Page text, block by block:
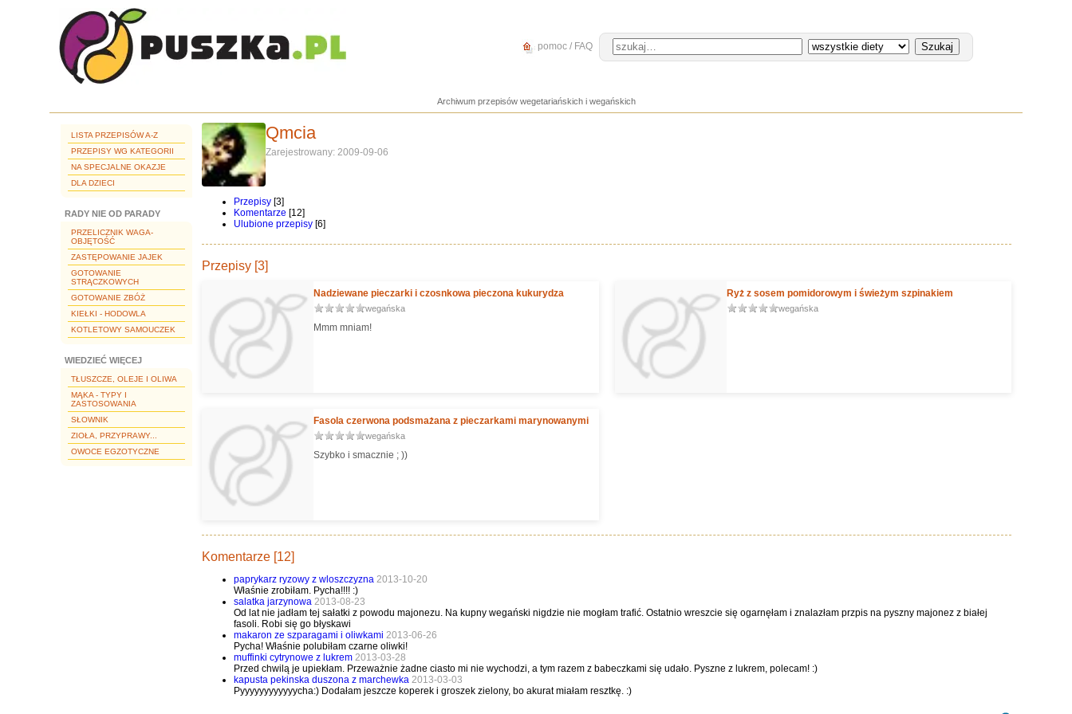
pomoc / FAQ
Archiwum przepisów wegetariańskich i wegańskich
LISTA PRZEPISÓW A-Z
PRZEPISY WG KATEGORII
NA SPECJALNE OKAZJE
DLA DZIECI
RADY NIE OD PARADY
PRZELICZNIK WAGA-
OBJĘTOŚĆ
ZASTĘPOWANIE JAJEK
GOTOWANIE
STRĄCZKOWYCH
GOTOWANIE ZBÓŻ
KIEŁKI - HODOWLA
KOTLETOWY SAMOUCZEK
WIEDZIEĆ WIĘCEJ
TŁUSZCZE, OLEJE I OLIWA
MĄKA - TYPY I
ZASTOSOWANIA
SŁOWNIK
ZIOŁA, PRZYPRAWY...
OWOCE EGZOTYCZNE
Qmcia
Zarejestrowany: 2009-09-06
Przepisy [3]
Komentarze [12]
Ulubione przepisy [6]
Przepisy [3]
Nadziewane pieczarki i czosnkowa pieczona kukurydza
wegańska
Mmm mniam!
Ryż z sosem pomidorowym i świeżym szpinakiem
wegańska
Fasola czerwona podsmażana z pieczarkami marynowanymi
wegańska
Szybko i smacznie ; ))
Komentarze [12]
paprykarz ryzowy z wloszczyzna 2013-10-20
Właśnie zrobiłam. Pycha!!!! :)
salatka jarzynowa 2013-08-23
Od lat nie jadłam tej sałatki z powodu majonezu. Na kupny wegański nigdzie nie mogłam trafić. Ostatnio wreszcie się ogarnęłam i znalazłam przpis na pyszny majonez z białej
fasoli. Robi się go błyskawi
makaron ze szparagami i oliwkami 2013-06-26
Pycha! Właśnie polubiłam czarne oliwki!
muffinki cytrynowe z lukrem 2013-03-28
Przed chwilą je upiekłam. Przeważnie żadne ciasto mi nie wychodzi, a tym razem z babeczkami się udało. Pyszne z lukrem, polecam! :)
kapusta pekinska duszona z marchewka 2013-03-03
Pyyyyyyyyyyyycha:) Dodałam jeszcze koperek i groszek zielony, bo akurat miałam resztkę. :)